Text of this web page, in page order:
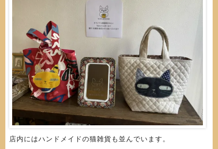
店内にはハンドメイドの猫雑貨も並んでいます。